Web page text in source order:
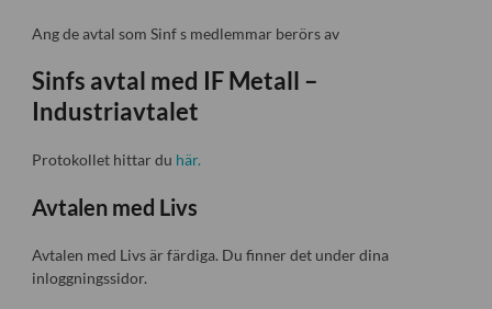
Ang de avtal som Sinf s medlemmar berörs av
Sinfs avtal med IF Metall –
Industriavtalet
Protokollet hittar du här.
Avtalen med Livs
Avtalen med Livs är färdiga. Du finner det under dina
inloggningssidor.